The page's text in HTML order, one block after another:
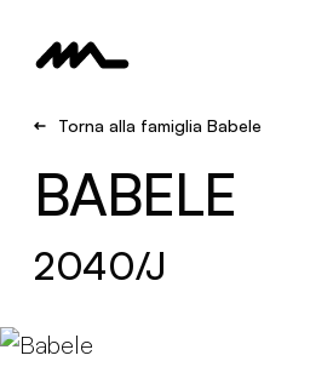
Torna alla famiglia Babele
BABELE
2040/J